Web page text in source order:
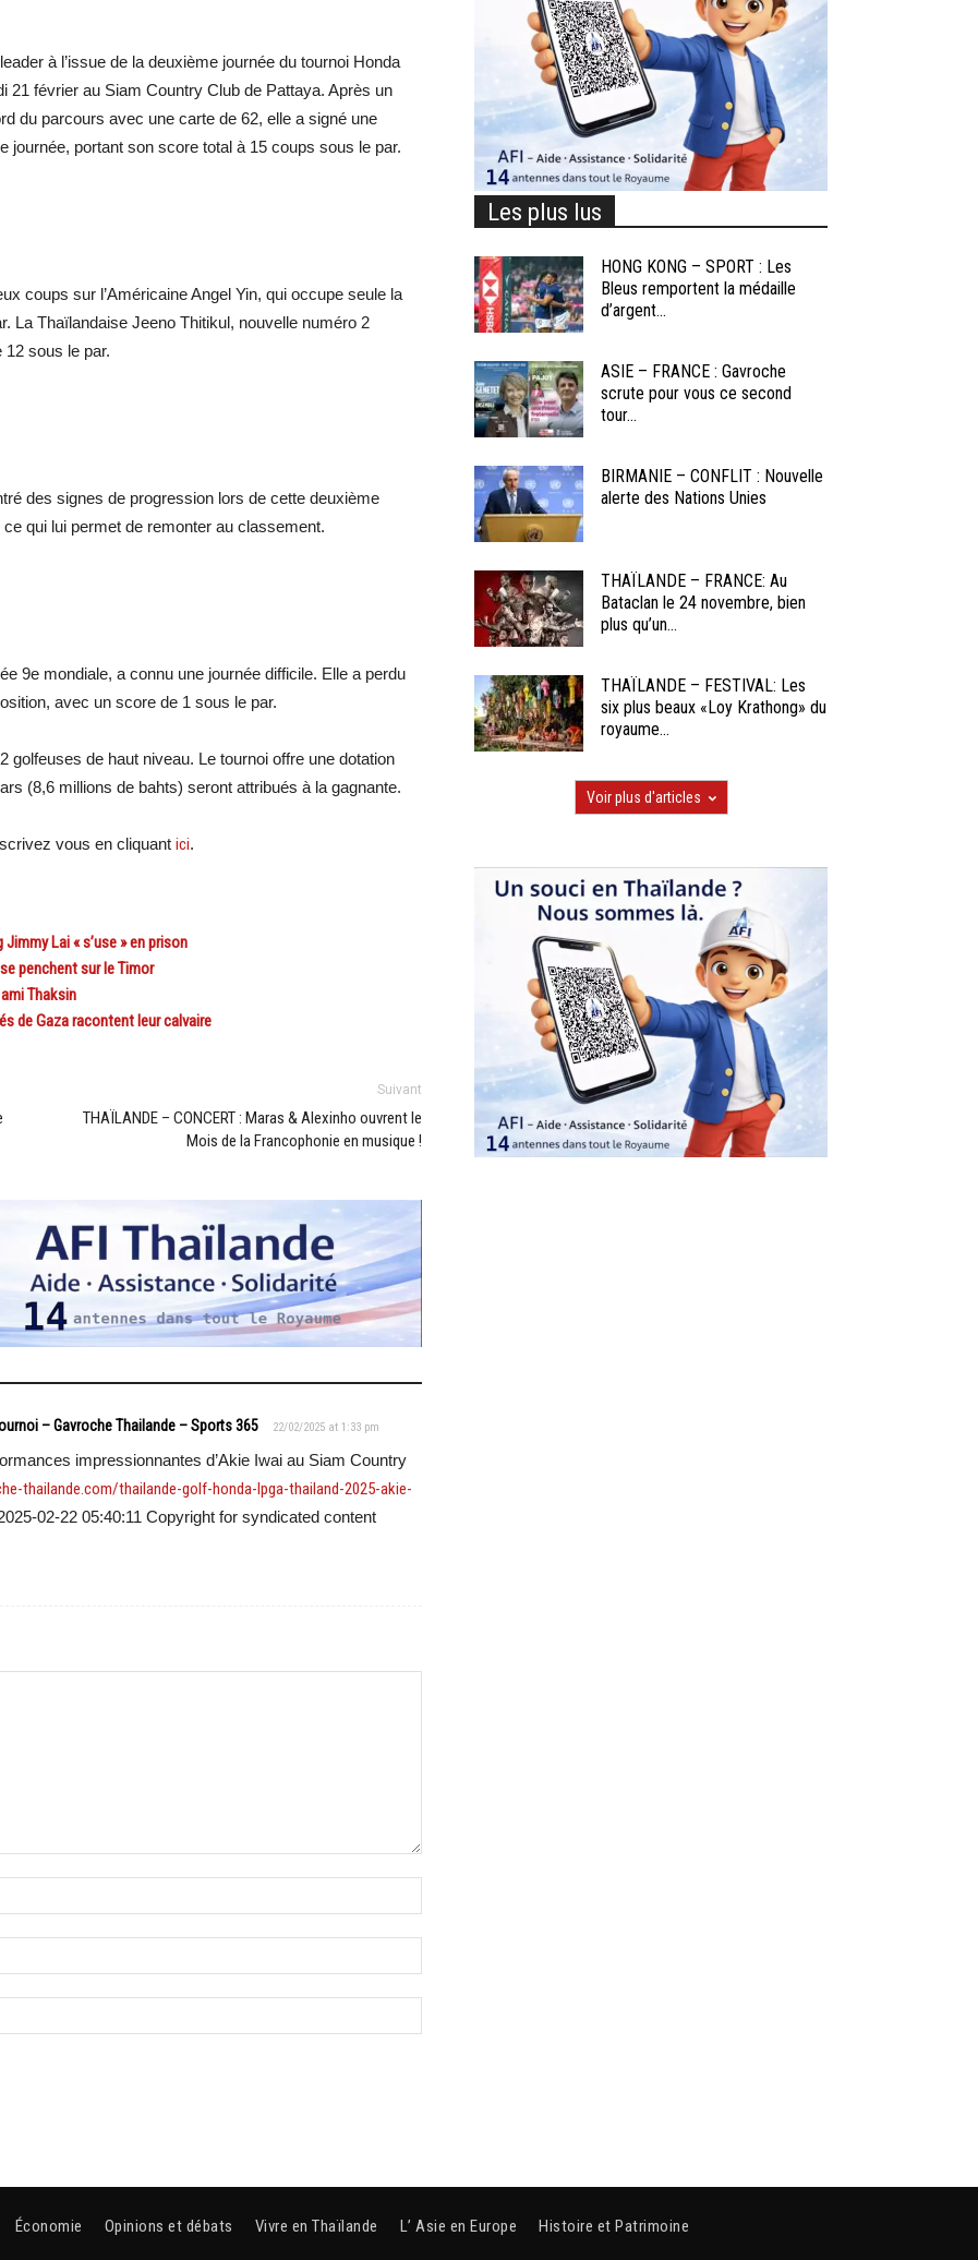
à l’issue de la deuxième journée du tournoi Honda
21 février au Siam Country Club de Pattaya. Après un
du parcours avec une carte de 62, elle a signé une
journée, portant son score total à 15 coups sous le par.
coups sur l’Américaine Angel Yin, qui occupe seule la
La Thaïlandaise Jeeno Thitikul, nouvelle numéro 2
sous le par.
des signes de progression lors de cette deuxième
qui lui permet de remonter au classement.
9e mondiale, a connu une journée difficile. Elle a perdu
avec un score de 1 sous le par.
golfeuses de haut niveau. Le tournoi offre une dotation
(8,6 millions de bahts) seront attribués à la gagnante.
vous en cliquant ici.
Jimmy Lai « s’use » en prison
se penchent sur le Timor
Thaksin
de Gaza racontent leur calvaire
Suivant
THAÏLANDE – CONCERT : Maras & Alexinho ouvrent le
Mois de la Francophonie en musique !
– Gavroche Thailande – Sports 365 22/02/2025 at 1:33 pm
impressionnantes d’Akie Iwai au Siam Country
thailande.com/thailande-golf-honda-lpga-thailand-2025-akie-
02-22 05:40:11 Copyright for syndicated content
Les plus lus
HONG KONG – SPORT : Les
Bleus remportent la médaille
d’argent...
ASIE – FRANCE : Gavroche
scrute pour vous ce second
tour...
BIRMANIE – CONFLIT : Nouvelle
alerte des Nations Unies
THAÏLANDE – FRANCE: Au
Bataclan le 24 novembre, bien
plus qu’un...
THAÏLANDE – FESTIVAL: Les
six plus beaux «Loy Krathong» du
royaume...
Voir plus d'articles
Économie Opinions et débats Vivre en Thaïlande L’ Asie en Europe Histoire et Patrimoine